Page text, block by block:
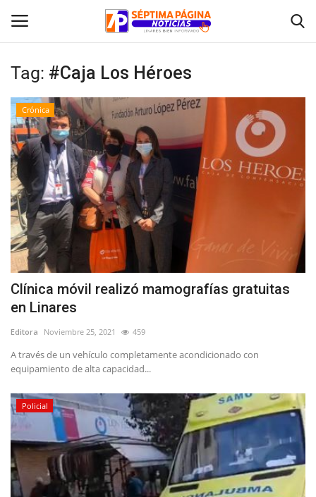
Inicio
Crónica
Policial
Tribunales
Deporte
Política
Espectáculos
Tag: #Caja Los Héroes
Crónica
Clínica móvil realizó mamografías gratuitas
en Linares
Editora Noviembre 25, 2021 459
A través de un vehículo completamente acondicionado con
equipamiento de alta capacidad...
Policial